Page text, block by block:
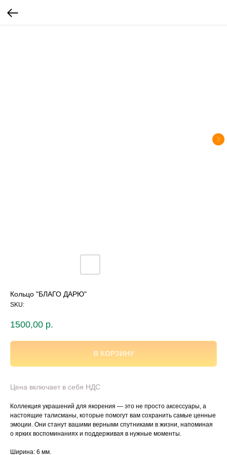
Кольцо "БЛАГО ДАРЮ"
SKU:
1500,00 р.
В КОРЗИНУ
Цена включает в себя НДС
Коллекция украшений для якорения — это не просто аксессуары, а
настоящие талисманы, которые помогут вам сохранить самые ценные
эмоции. Они станут вашими верными спутниками в жизни, напоминая
о ярких воспоминаниях и поддерживая в нужные моменты.
Ширина: 6 мм.